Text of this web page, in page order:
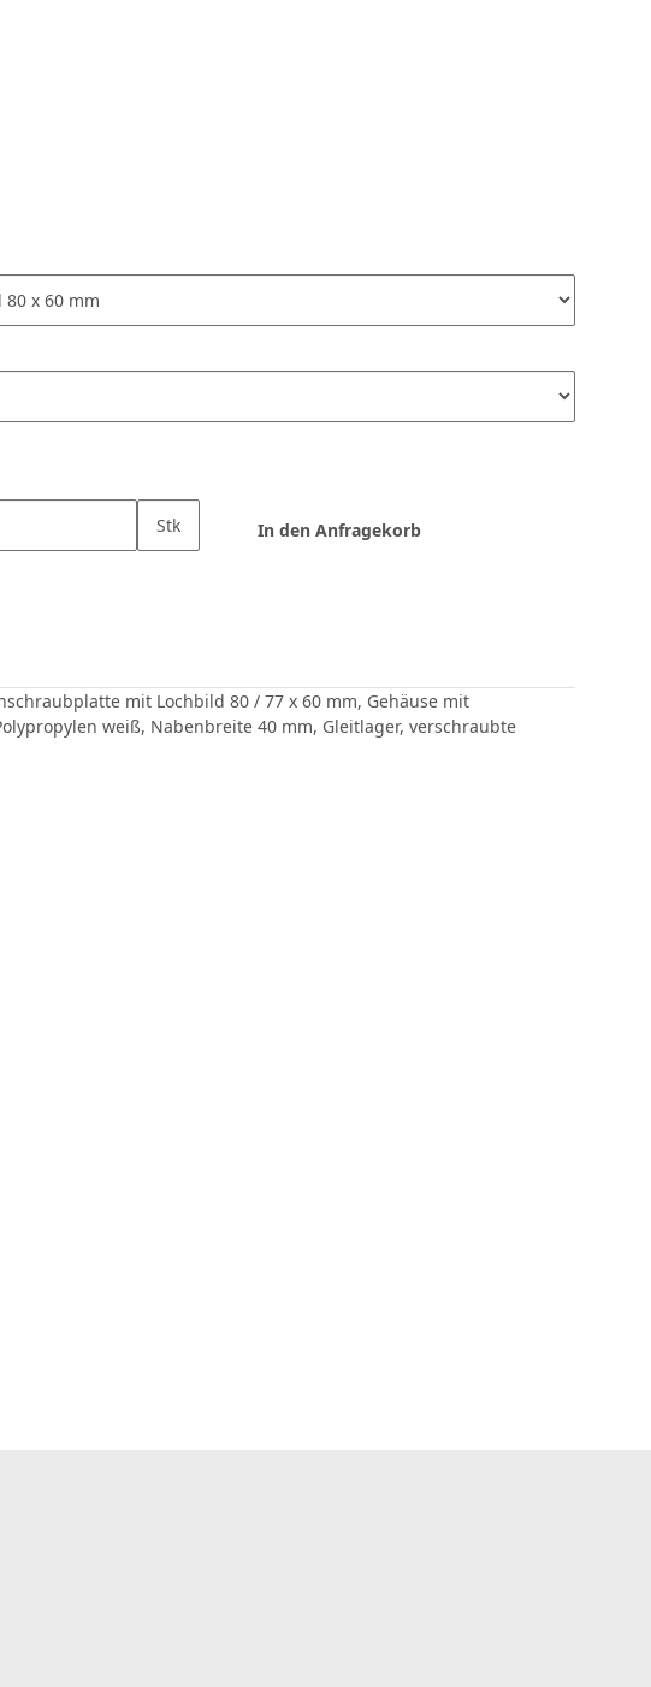
Stk In den Anfragekorb
mit Lochbild 80 / 77 x 60 mm, Gehäuse mit
weiß, Nabenbreite 40 mm, Gleitlager, verschraubte